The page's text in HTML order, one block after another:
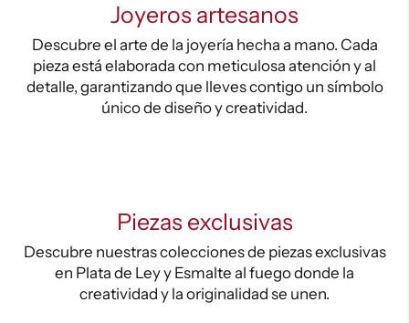
Joyeros artesanos
Descubre el arte de la joyería hecha a mano. Cada
pieza está elaborada con meticulosa atención y al
detalle, garantizando que lleves contigo un símbolo
único de diseño y creatividad.
Piezas exclusivas
Descubre nuestras colecciones de piezas exclusivas
en Plata de Ley y Esmalte al fuego donde la
creatividad y la originalidad se unen.